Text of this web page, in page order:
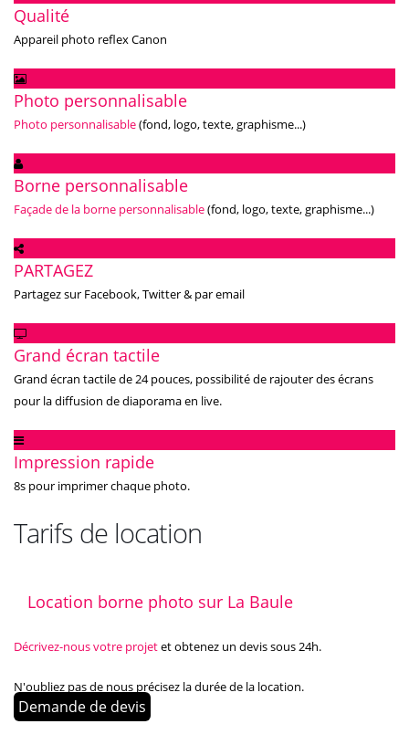
Qualité
Appareil photo reflex Canon
Photo personnalisable
Photo personnalisable(fond, logo, texte, graphisme...)
Borne personnalisable
Façade de la borne personnalisable(fond, logo, texte, graphisme...)
PARTAGEZ
Partagez sur Facebook, Twitter & par email
Grand écran tactile
Grand écran tactile de 24 pouces, possibilité de rajouter des écrans
pour la diffusion de diaporama en live.
Impression rapide
8s pour imprimer chaque photo.
Tarifs de location
Location borne photo sur La Baule
Décrivez-nous votre projetet obtenez un devis sous 24h.
N'oubliez pas de nous précisez la durée de la location.
Demande de devis